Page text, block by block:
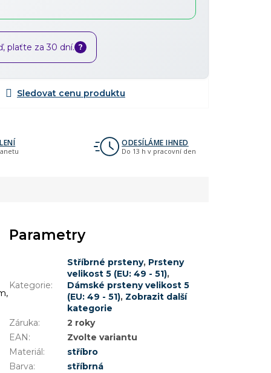
plaťte za 30 dní. ?
ODESÍLÁME IHNED
Do 13 h v pracovní den
Parametry
Kategorie:
Stříbrné prsteny, Prsteny
velikost 5 (EU: 49 - 51),
Dámské prsteny velikost 5
(EU: 49 - 51), Zobrazit další
kategorie
Záruka:
2 roky
EAN:
Zvolte variantu
Materiál:
stříbro
Barva:
stříbrná